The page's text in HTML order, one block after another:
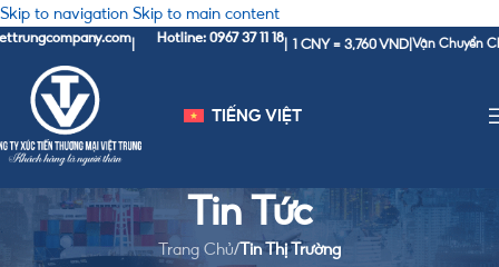
Skip to navigation Skip to main content
| Hotline: 0967 37 11 18| 1 CNY = 3,760 VND |Vận Chuyển Chính
TIẾNG VIỆT
Tin Tức
Trang Chủ/ Tin Thị Trường